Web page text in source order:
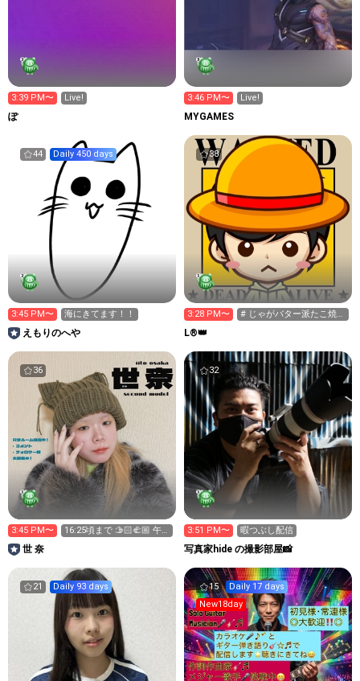
3:39 PM〜 Live!
ぽ
3:46 PM〜 Live!
MYGAMES
44 Daily 450 days
3:45 PM〜 海にきてます！！
えもりのへや
38
3:28 PM〜
# じゃがバター派たこ焼き
L®︎👑
36
3:45 PM〜
16:25頃まで 🫱🏻‍🫲🏼 午
世 奈
32
3:51 PM〜 暇つぶし配信
写真家hide の撮影部屋📸
21 Daily 93 days 15
Daily 17 days
New18day